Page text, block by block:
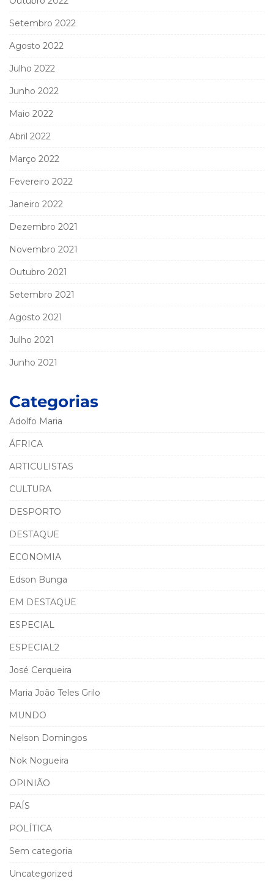
Setembro 2022
Agosto 2022
Julho 2022
Junho 2022
Maio 2022
Abril 2022
Março 2022
Fevereiro 2022
Janeiro 2022
Dezembro 2021
Novembro 2021
Outubro 2021
Setembro 2021
Agosto 2021
Julho 2021
Junho 2021
Categorias
Adolfo Maria
ÁFRICA
ARTICULISTAS
CULTURA
DESPORTO
DESTAQUE
ECONOMIA
Edson Bunga
EM DESTAQUE
ESPECIAL
ESPECIAL2
José Cerqueira
Maria João Teles Grilo
MUNDO
Nelson Domingos
Nok Nogueira
OPINIÃO
PAÍS
POLÍTICA
Sem categoria
Uncategorized